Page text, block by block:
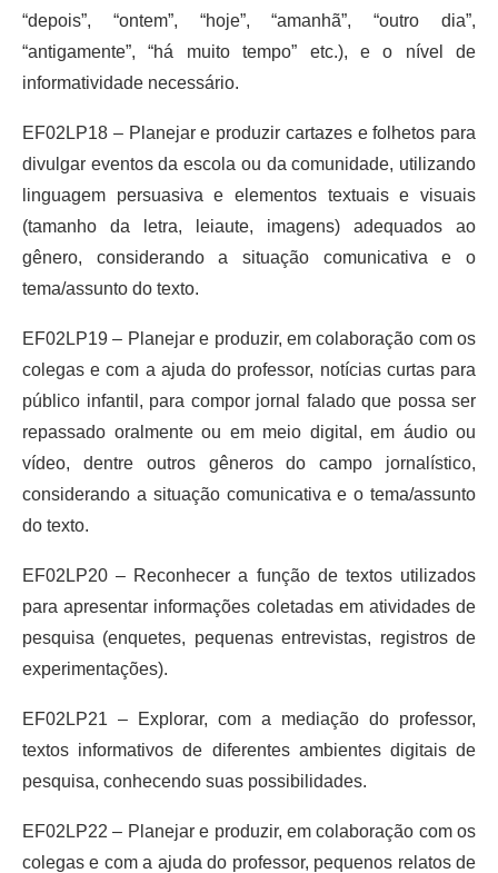
“depois”, “ontem”, “hoje”, “amanhã”, “outro dia”,
“antigamente”, “há muito tempo” etc.), e o nível de
informatividade necessário.
EF02LP18 – Planejar e produzir cartazes e folhetos para
divulgar eventos da escola ou da comunidade, utilizando
linguagem persuasiva e elementos textuais e visuais
(tamanho da letra, leiaute, imagens) adequados ao
gênero, considerando a situação comunicativa e o
tema/assunto do texto.
EF02LP19 – Planejar e produzir, em colaboração com os
colegas e com a ajuda do professor, notícias curtas para
público infantil, para compor jornal falado que possa ser
repassado oralmente ou em meio digital, em áudio ou
vídeo, dentre outros gêneros do campo jornalístico,
considerando a situação comunicativa e o tema/assunto
do texto.
EF02LP20 – Reconhecer a função de textos utilizados
para apresentar informações coletadas em atividades de
pesquisa (enquetes, pequenas entrevistas, registros de
experimentações).
EF02LP21 – Explorar, com a mediação do professor,
textos informativos de diferentes ambientes digitais de
pesquisa, conhecendo suas possibilidades.
EF02LP22 – Planejar e produzir, em colaboração com os
colegas e com a ajuda do professor, pequenos relatos de